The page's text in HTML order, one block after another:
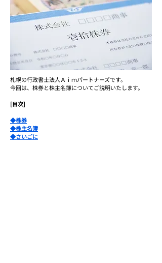
札幌の行政書士法人Ａｉｍパートナーズです。
今回は、株券と株主名簿についてご説明いたします。
[目次]
◆株券
◆株主名簿
◆さいごに